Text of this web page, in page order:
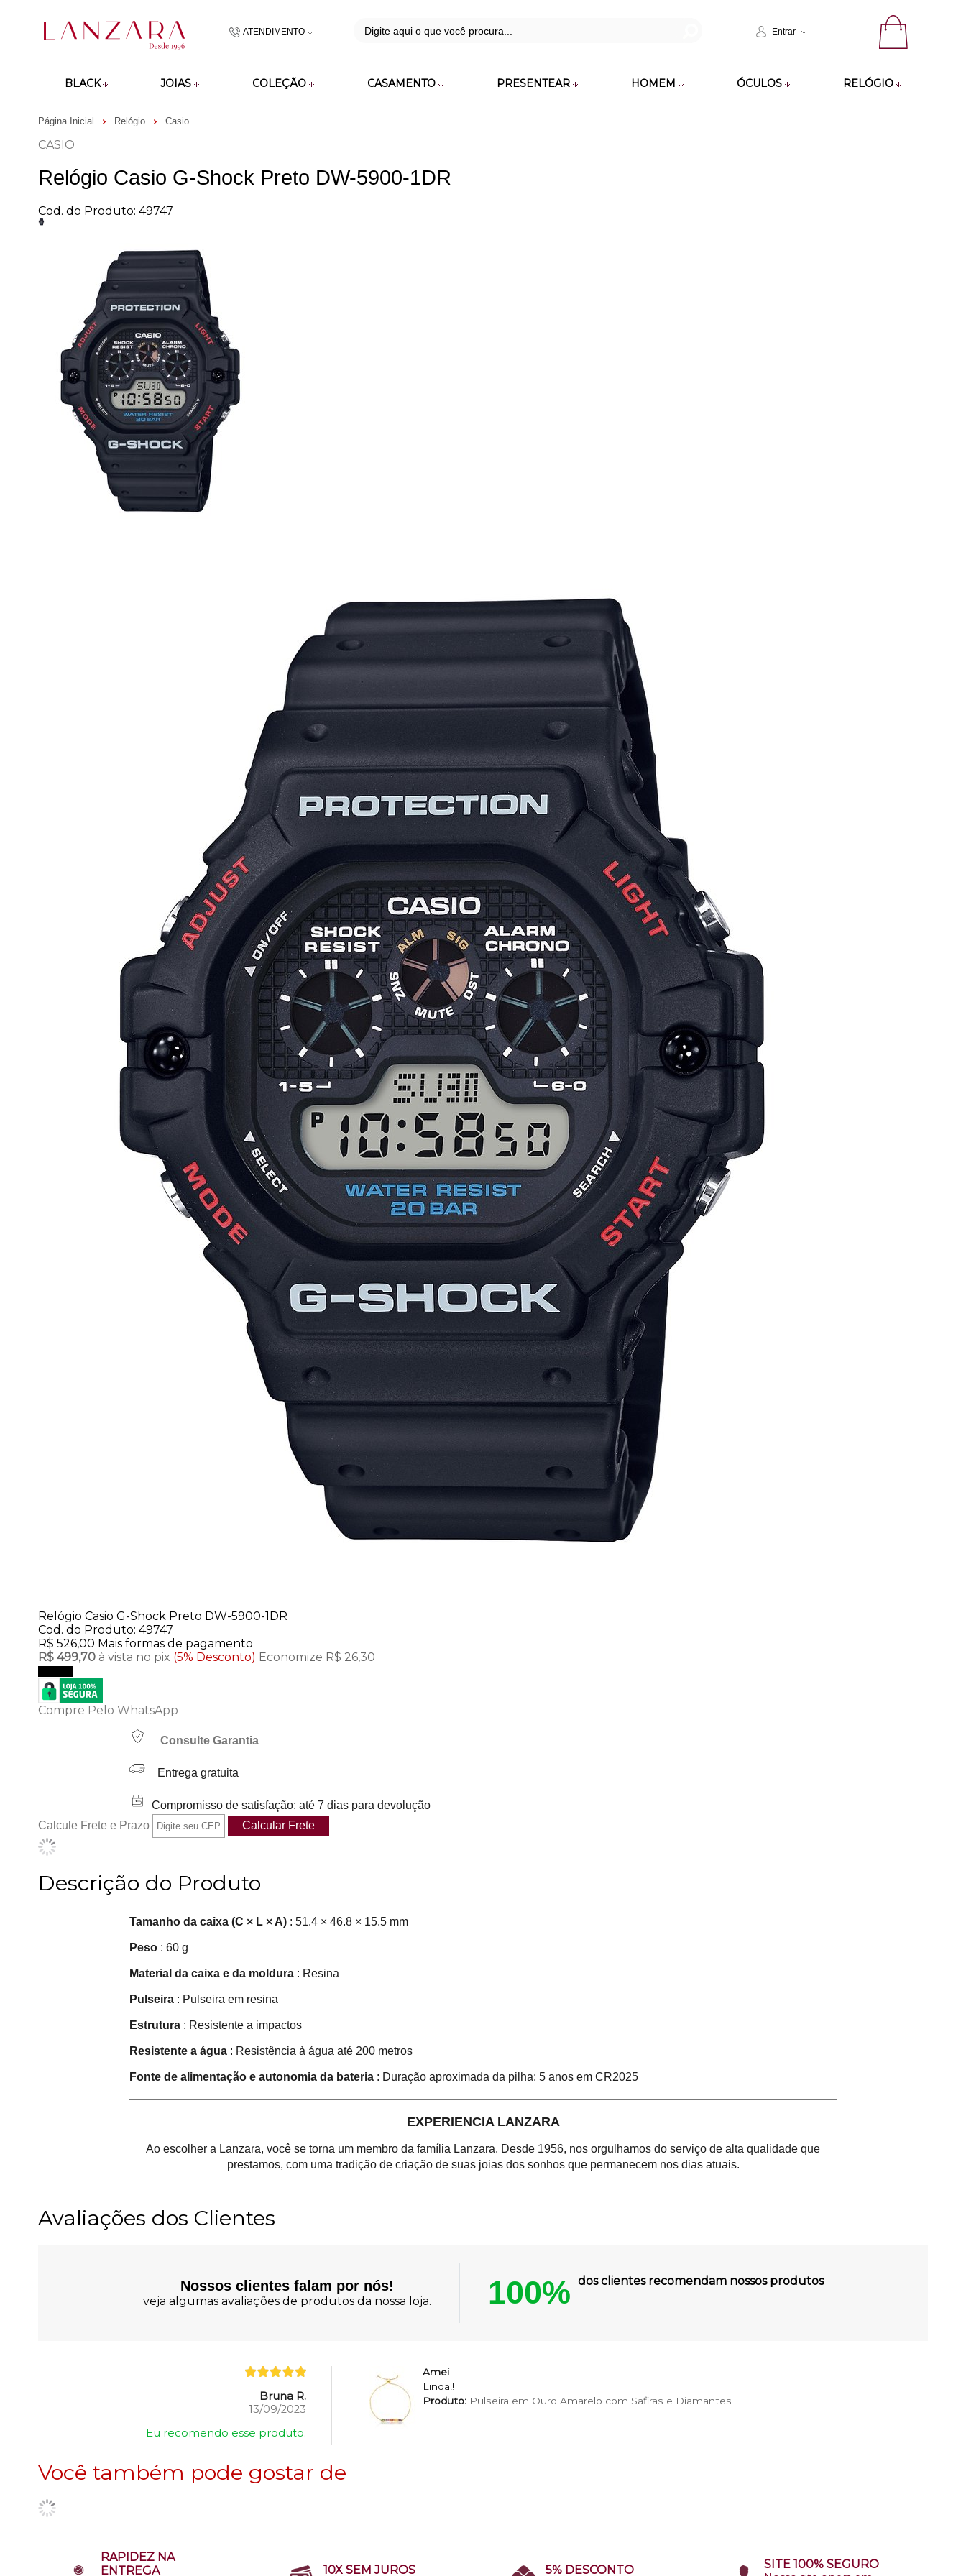
ATENDIMENTO
(48)991860142
Entrar
BLACK JOIAS COLEÇÃO CASAMENTO PRESENTEAR HOMEM ÓCULOS RELÓGIO
Página Inicial Relógio Casio
CASIO
Relógio Casio G-Shock Preto DW-5900-1DR
Cod. do Produto: 49747
Relógio Casio G-Shock Preto DW-5900-1DR
Cod. do Produto: 49747
R$ 526,00 Mais formas de pagamento
R$ 499,70 à vista no pix (5% Desconto) Economize R$ 26,30
Compre Pelo WhatsApp
Consulte Garantia
Entrega gratuita
Compromisso de satisfação: até 7 dias para devolução
Calcule Frete e Prazo
Descrição do Produto
Tamanho da caixa (C × L × A) : 51.4 × 46.8 × 15.5 mm
Peso : 60 g
Material da caixa e da moldura : Resina
Pulseira : Pulseira em resina
Estrutura : Resistente a impactos
Resistente a água : Resistência à água até 200 metros
Fonte de alimentação e autonomia da bateria : Duração aproximada da pilha: 5 anos em CR2025
EXPERIENCIA LANZARA
Ao escolher a Lanzara, você se torna um membro da família Lanzara. Desde 1956, nos orgulhamos do serviço de alta qualidade que
prestamos, com uma tradição de criação de suas joias dos sonhos que permanecem nos dias atuais.
Avaliações dos Clientes
Nossos clientes falam por nós!
veja algumas avaliações de produtos da nossa loja. 100% dos clientes recomendam nossos produtos
Bruna R.
13/09/2023
Eu recomendo esse produto.
Amei
Linda!!
Produto:Pulseira em Ouro Amarelo com Safiras e Diamantes
Você também pode gostar de
RAPIDEZ NA
ENTREGA
10X SEM JUROS 5% DESCONTO SITE 100% SEGURO